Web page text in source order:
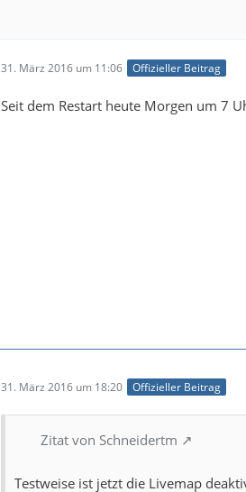
31. März 2016 um 11:06 Offizieller Beitrag
Seit dem Restart heute Morgen um 7
31. März 2016 um 18:20 Offizieller Beitrag
Zitat von Schneidertm
Testweise ist jetzt die Livemap